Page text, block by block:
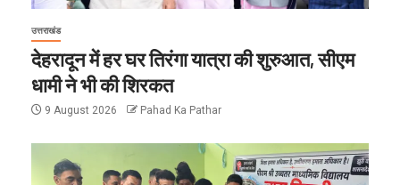
उत्तराखंड
देहरादून में हर घर तिरंगा यात्रा की शुरुआत, सीएम
धामी ने भी की शिरकत
9 August 2026 Pahad Ka Pathar